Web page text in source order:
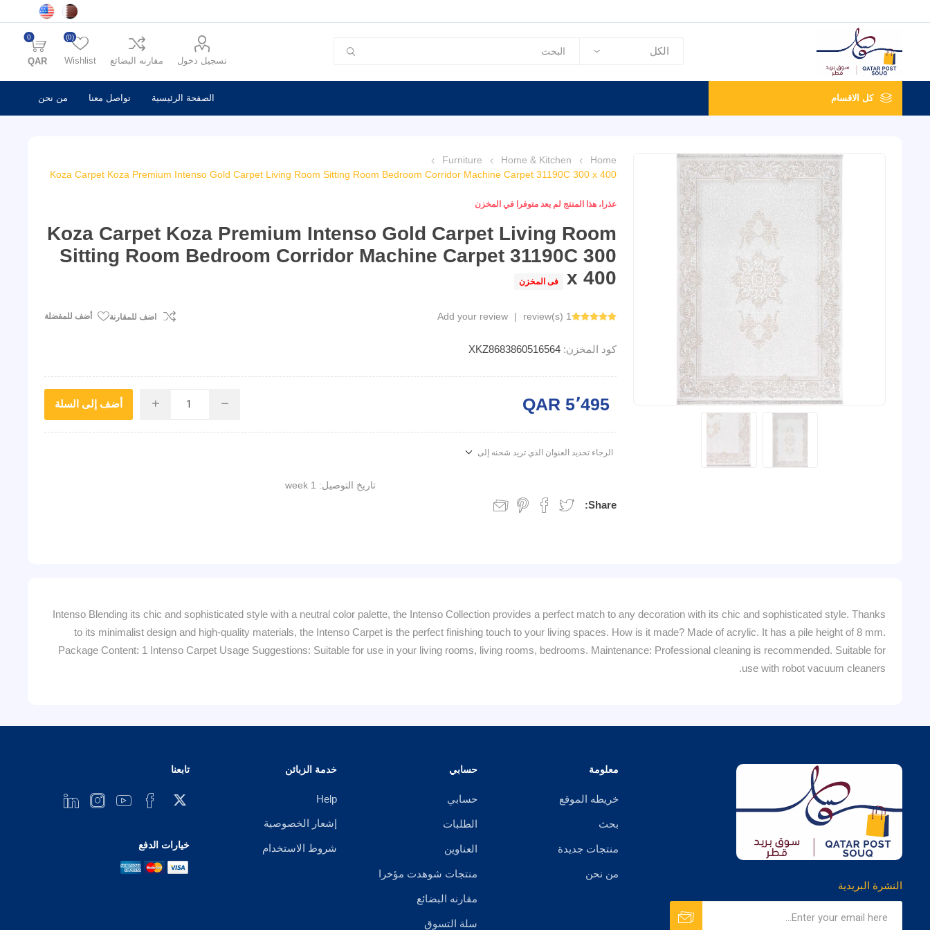
تسجيل دخول مقارنه البضائع Wishlist
(0)
0
QAR
كل الاقسام الصفحة الرئيسية تواصل معنا من نحن
Home
Home & Kitchen
Furniture
Koza Carpet Koza Premium Intenso Gold Carpet Living Room Sitting Room Bedroom Corridor Machine Carpet 31190C 300 x 400
عذرا، هذا المنتج لم يعد متوفرا في المخزن
Koza Carpet Koza Premium Intenso Gold Carpet Living Room
Sitting Room Bedroom Corridor Machine Carpet 31190C 300
x 400
فى المخزن
1 review(s)
|
Add your review اضف للمقارنة أضف للمفضلة
كود المخزن: XKZ8683860516564
QAR 5٬495 i h أضف إلى السلة
الرجاء تحديد العنوان الذي تريد شحنه إلى
تاريخ التوصيل: 1 week
Share:
Intenso Blending its chic and sophisticated style with a neutral color palette, the Intenso Collection provides a perfect match to any decoration with its chic and sophisticated style. Thanks
to its minimalist design and high-quality materials, the Intenso Carpet is the perfect finishing touch to your living spaces. How is it made? Made of acrylic. It has a pile height of 8 mm.
Package Content: 1 Intenso Carpet Usage Suggestions: Suitable for use in your living rooms, living rooms, bedrooms. Maintenance: Professional cleaning is recommended. Suitable for
use with robot vacuum cleaners.
النشرة البريدية
معلومة
خريطه الموقع
بحث
منتجات جديدة
من نحن
حسابي
حسابي
الطلبات
العناوين
منتجات شوهدت مؤخرا
مقارنه البضائع
سلة التسوق
خدمة الزبائن
Help
إشعار الخصوصية
شروط الاستخدام
تابعنا
خيارات الدفع